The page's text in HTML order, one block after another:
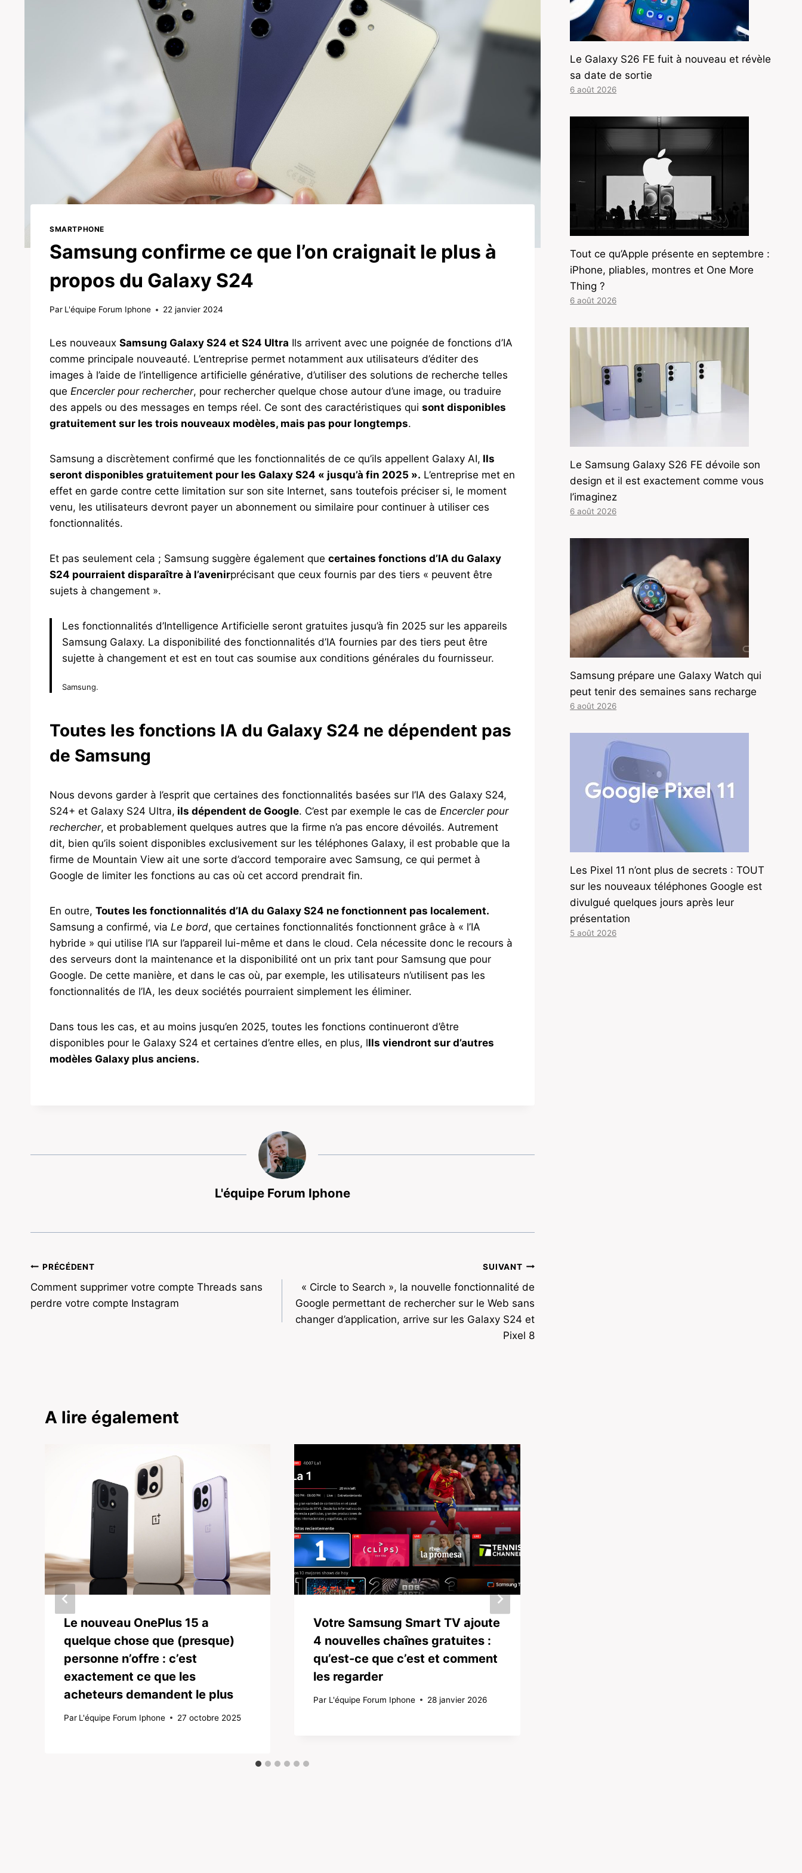
SMARTPHONE
Samsung confirme ce que l’on craignait le plus à
propos du Galaxy S24
Par L'équipe Forum Iphone 22 janvier 2024
Les nouveaux Samsung Galaxy S24 et S24 Ultra Ils arrivent avec une poignée de fonctions d’IA
comme principale nouveauté. L’entreprise permet notamment aux utilisateurs d’éditer des
images à l’aide de l’intelligence artificielle générative, d’utiliser des solutions de recherche telles
que Encercler pour rechercher, pour rechercher quelque chose autour d’une image, ou traduire
des appels ou des messages en temps réel. Ce sont des caractéristiques qui sont disponibles
gratuitement sur les trois nouveaux modèles, mais pas pour longtemps.
Samsung a discrètement confirmé que les fonctionnalités de ce qu’ils appellent Galaxy AI, Ils
seront disponibles gratuitement pour les Galaxy S24 « jusqu’à fin 2025 ». L’entreprise met en
effet en garde contre cette limitation sur son site Internet, sans toutefois préciser si, le moment
venu, les utilisateurs devront payer un abonnement ou similaire pour continuer à utiliser ces
fonctionnalités.
Et pas seulement cela ; Samsung suggère également que certaines fonctions d’IA du Galaxy
S24 pourraient disparaître à l’avenirprécisant que ceux fournis par des tiers « peuvent être
sujets à changement ».
Les fonctionnalités d’Intelligence Artificielle seront gratuites jusqu’à fin 2025 sur les appareils
Samsung Galaxy. La disponibilité des fonctionnalités d’IA fournies par des tiers peut être
sujette à changement et est en tout cas soumise aux conditions générales du fournisseur.
Samsung.
Toutes les fonctions IA du Galaxy S24 ne dépendent pas
de Samsung
Nous devons garder à l’esprit que certaines des fonctionnalités basées sur l’IA des Galaxy S24,
S24+ et Galaxy S24 Ultra, ils dépendent de Google. C’est par exemple le cas de Encercler pour
rechercher, et probablement quelques autres que la firme n’a pas encore dévoilés. Autrement
dit, bien qu’ils soient disponibles exclusivement sur les téléphones Galaxy, il est probable que la
firme de Mountain View ait une sorte d’accord temporaire avec Samsung, ce qui permet à
Google de limiter les fonctions au cas où cet accord prendrait fin.
En outre, Toutes les fonctionnalités d’IA du Galaxy S24 ne fonctionnent pas localement.
Samsung a confirmé, via Le bord, que certaines fonctionnalités fonctionnent grâce à « l’IA
hybride » qui utilise l’IA sur l’appareil lui-même et dans le cloud. Cela nécessite donc le recours à
des serveurs dont la maintenance et la disponibilité ont un prix tant pour Samsung que pour
Google. De cette manière, et dans le cas où, par exemple, les utilisateurs n’utilisent pas les
fonctionnalités de l’IA, les deux sociétés pourraient simplement les éliminer.
Dans tous les cas, et au moins jusqu’en 2025, toutes les fonctions continueront d’être
disponibles pour le Galaxy S24 et certaines d’entre elles, en plus, lIls viendront sur d’autres
modèles Galaxy plus anciens.
L'équipe Forum Iphone
Navigation
de
PRÉCÉDENT
Comment supprimer votre compte Threads sans
perdre votre compte Instagram
SUIVANT
« Circle to Search », la nouvelle fonctionnalité de
Google permettant de rechercher sur le Web sans
changer d’application, arrive sur les Galaxy S24 et
Pixel 8
A lire également
Le nouveau OnePlus 15 a
quelque chose que (presque)
personne n’offre : c’est
exactement ce que les
acheteurs demandent le plus
Par L'équipe Forum Iphone 27 octobre 2025
Votre Samsung Smart TV ajoute
4 nouvelles chaînes gratuites :
qu’est-ce que c’est et comment
les regarder
Par L'équipe Forum Iphone 28 janvier 2026
Le Galaxy S26 FE fuit à nouveau et révèle
sa date de sortie
6 août 2026
Tout ce qu’Apple présente en septembre :
iPhone, pliables, montres et One More
Thing ?
6 août 2026
Le Samsung Galaxy S26 FE dévoile son
design et il est exactement comme vous
l’imaginez
6 août 2026
Samsung prépare une Galaxy Watch qui
peut tenir des semaines sans recharge
6 août 2026
Les Pixel 11 n’ont plus de secrets : TOUT
sur les nouveaux téléphones Google est
divulgué quelques jours après leur
présentation
5 août 2026